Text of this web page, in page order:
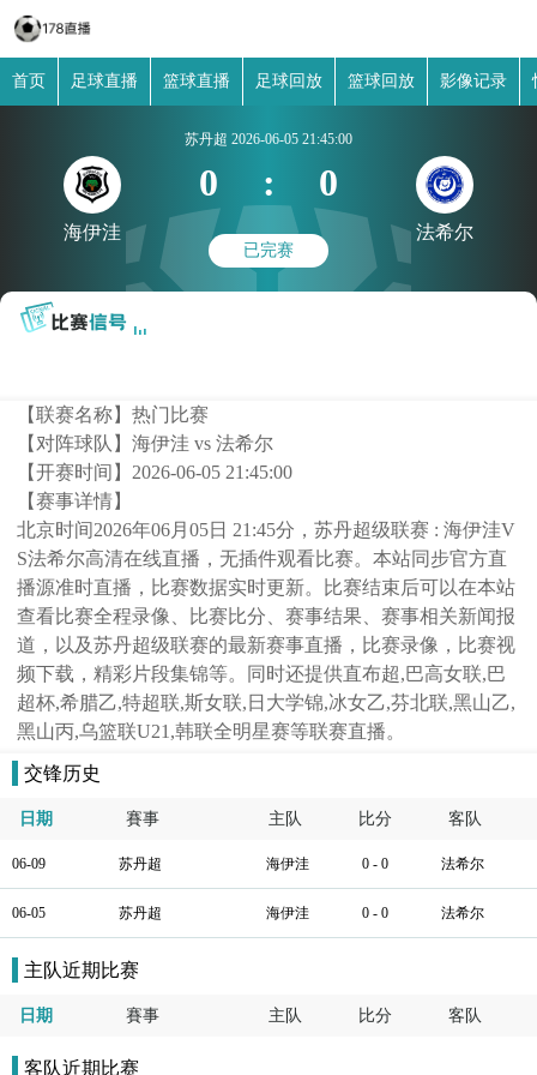
首页 足球直播 篮球直播 足球回放 篮球回放 影像记录
海伊洼
苏丹超 2026-06-05 21:45:00
0 : 0
已完赛
法希尔
【联赛名称】热门比赛
【对阵球队】海伊洼 vs 法希尔
【开赛时间】 2026-06-05 21:45:00
【赛事详情】
北京时间2026年06月05日 21:45分，苏丹超级联赛 : 海伊洼V
S法希尔高清在线直播，无插件观看比赛。本站同步官方直
播源准时直播，比赛数据实时更新。比赛结束后可以在本站
查看比赛全程录像、比赛比分、赛事结果、赛事相关新闻报
道，以及苏丹超级联赛的最新赛事直播，比赛录像，比赛视
频下载，精彩片段集锦等。同时还提供直布超,巴高女联,巴
超杯,希腊乙,特超联,斯女联,日大学锦,冰女乙,芬北联,黑山乙,
黑山丙,乌篮联U21,韩联全明星赛等联赛直播。
交锋历史
日期 賽事 主队 比分 客队
06-09 苏丹超 海伊洼 0 - 0 法希尔
06-05 苏丹超 海伊洼 0 - 0 法希尔
主队近期比赛
日期 賽事 主队 比分 客队
客队近期比赛